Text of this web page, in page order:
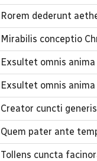
Rorem dederunt
Mirabilis conceptio
Exsultet omnis
Exsultet omnis
Creator cuncti
Quem pater ante
Tollens cuncta